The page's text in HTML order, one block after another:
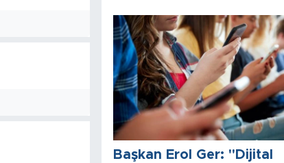
Başkan Erol Ger: "Dijital